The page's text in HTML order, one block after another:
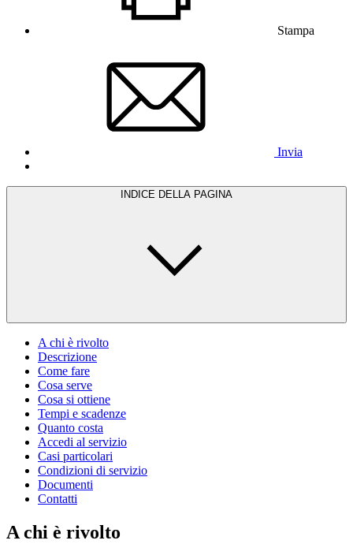
Stampa
Invia
INDICE DELLA PAGINA
A chi è rivolto
Descrizione
Come fare
Cosa serve
Cosa si ottiene
Tempi e scadenze
Quanto costa
Accedi al servizio
Casi particolari
Condizioni di servizio
Documenti
Contatti
A chi è rivolto